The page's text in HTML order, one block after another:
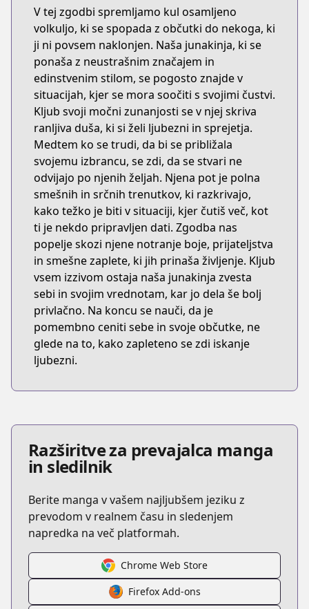
V tej zgodbi spremljamo kul osamljeno
volkuljo, ki se spopada z občutki do nekoga, ki
ji ni povsem naklonjen. Naša junakinja, ki se
ponaša z neustrašnim značajem in
edinstvenim stilom, se pogosto znajde v
situacijah, kjer se mora soočiti s svojimi čustvi.
Kljub svoji močni zunanjosti se v njej skriva
ranljiva duša, ki si želi ljubezni in sprejetja.
Medtem ko se trudi, da bi se približala
svojemu izbrancu, se zdi, da se stvari ne
odvijajo po njenih željah. Njena pot je polna
smešnih in srčnih trenutkov, ki razkrivajo,
kako težko je biti v situaciji, kjer čutiš več, kot
ti je nekdo pripravljen dati. Zgodba nas
popelje skozi njene notranje boje, prijateljstva
in smešne zaplete, ki jih prinaša življenje. Kljub
vsem izzivom ostaja naša junakinja zvesta
sebi in svojim vrednotam, kar jo dela še bolj
privlačno. Na koncu se nauči, da je
pomembno ceniti sebe in svoje občutke, ne
glede na to, kako zapleteno se zdi iskanje
ljubezni.
Razširitve za prevajalca manga
in sledilnik
Berite manga v vašem najljubšem jeziku z
prevodom v realnem času in sledenjem
napredka na več platformah.
Chrome Web Store
Firefox Add-ons